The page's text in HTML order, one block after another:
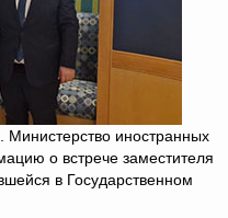
. Министерство иностранных
о встрече заместителя
в Государственном